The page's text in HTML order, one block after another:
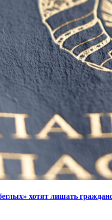
хотят лишать